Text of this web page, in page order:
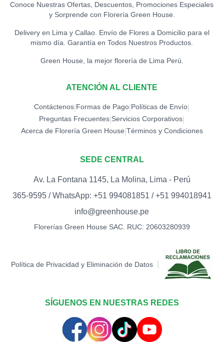
Conoce Nuestras Ofertas, Descuentos, Promociones Especiales
y Sorprende con Florería Green House.
Delivery en Lima y Callao. Envío de Flores a Domicilio para el
mismo día. Garantía en Todos Nuestros Productos.
Green House, la mejor florería de Lima Perú.
ATENCIÓN AL CLIENTE
Contáctenos Formas de Pago Políticas de Envío
Preguntas Frecuentes Servicios Corporativos
Acerca de Florería Green House Términos y Condiciones
SEDE CENTRAL
Av. La Fontana 1145, La Molina, Lima - Perú
365-9595 / WhatsApp: +51 994081851 / +51 994018941
info@greenhouse.pe
Florerías Green House SAC. RUC: 20603280939
Política de Privacidad y Eliminación de Datos
SÍGUENOS EN NUESTRAS REDES